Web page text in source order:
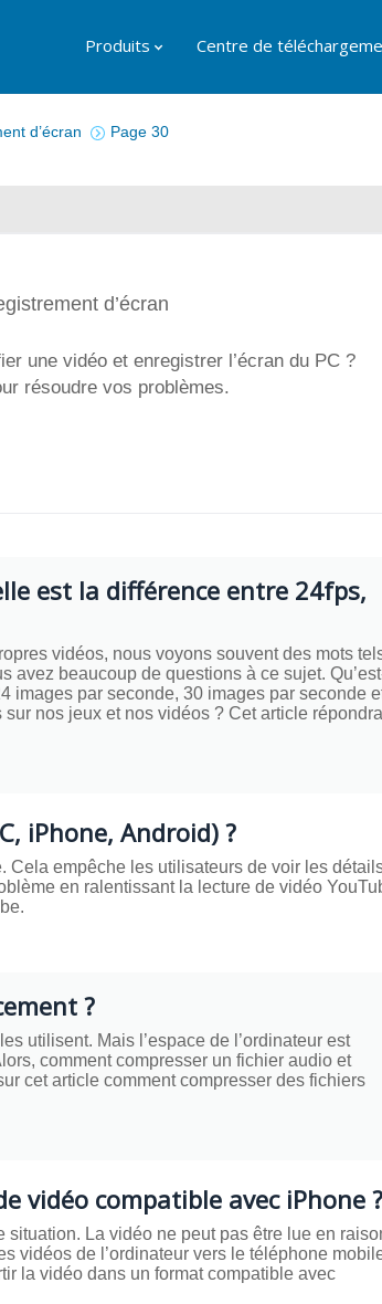
Produits Centre de
d’écran Page 30
d’écran
une vidéo et enregistrer l’écran du PC ?
résoudre vos problèmes.
est la différence entre 24fps,
vidéos, nous voyons souvent des mots
avez beaucoup de questions à ce sujet.
images par seconde, 30 images par seconde
nos jeux et nos vidéos ? Cet article
iPhone, Android) ?
Cela empêche les utilisateurs de voir les
en ralentissant la lecture de vidéo
?
utilisent. Mais l’espace de l’ordinateur est
comment compresser un fichier audio et
cet article comment compresser des fichiers
vidéo compatible avec iPhone ?
La vidéo ne peut pas être lue en
vidéos de l’ordinateur vers le téléphone
la vidéo dans un format compatible avec